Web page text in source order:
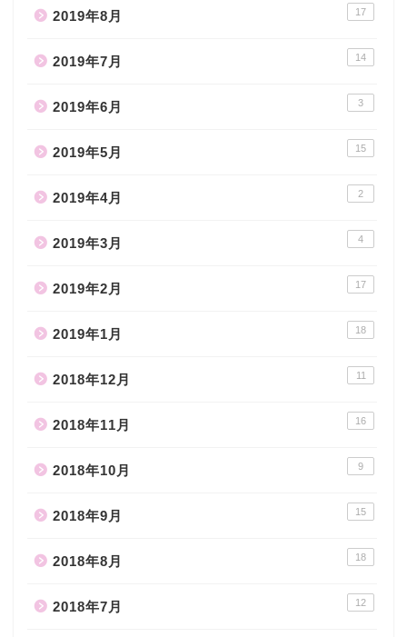
2019年8月 17
2019年7月 14
2019年6月 3
2019年5月 15
2019年4月 2
2019年3月 4
2019年2月 17
2019年1月 18
2018年12月 11
2018年11月 16
2018年10月 9
2018年9月 15
2018年8月 18
2018年7月 12